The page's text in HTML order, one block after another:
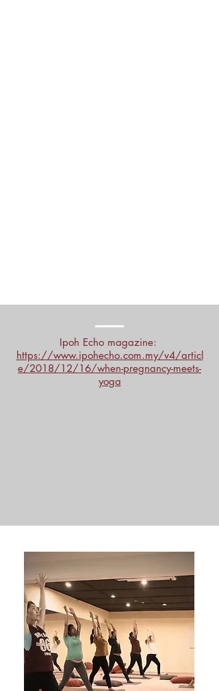
Ipoh Echo magazine:
https://www.ipohecho.com.my/v4/articl
e/2018/12/16/when-pregnancy-meets-
yoga